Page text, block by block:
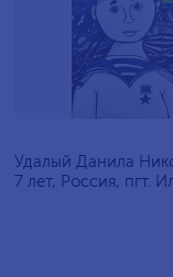
Удалый Данила
7 лет, Россия, пгт.